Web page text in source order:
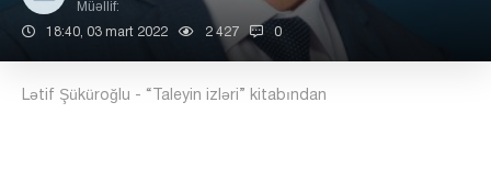
Müəllif:
18:40, 03 mart 2022 2 427 0
Lətif Şüküroğlu - “Taleyin izləri” kitabından